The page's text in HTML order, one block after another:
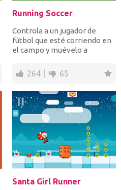
Running Soccer
Controla a un jugador de
fútbol que esté corriendo en
el campo y muévelo a
264 65
Santa Girl Runner